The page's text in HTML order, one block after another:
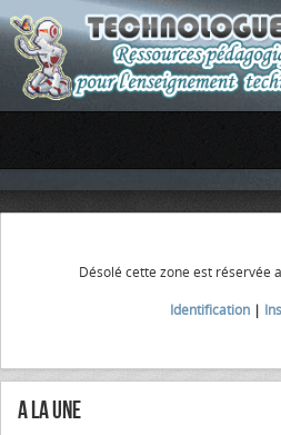
Désolé cette zone est réservée
Identification|
A la Une